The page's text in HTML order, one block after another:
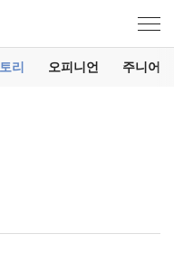
리 오피니언 주니어